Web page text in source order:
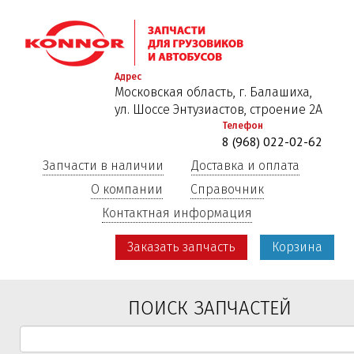
к
основному
Адрес
Московская область, г. Балашиха,
ул. Шоссе Энтузиастов, строение 2А
Телефон
8 (968) 022-02-62
Запчасти в наличии
Доставка и оплата
О компании
Справочник
Контактная информация
Заказать запчасть Корзина
ПОИСК ЗАПЧАСТЕЙ